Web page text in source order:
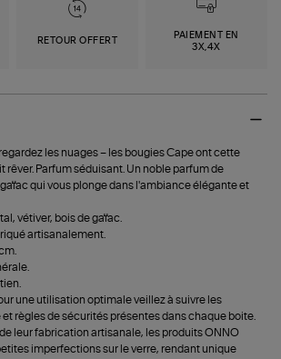
RETOUR OFFERT
PAIEMENT EN
3X,4X
les nuages – les bougies Cape ont cette
rêver. Parfum séduisant. Un noble parfum de
qui vous plonge dans l'ambiance élégante et
vétiver, bois de gaïac.
artisanalement.
une utilisation optimale veillez à suivre les
règles de sécurités présentes dans chaque boite.
de leur fabrication artisanale, les produits ONNO
imperfections sur le verre, rendant unique